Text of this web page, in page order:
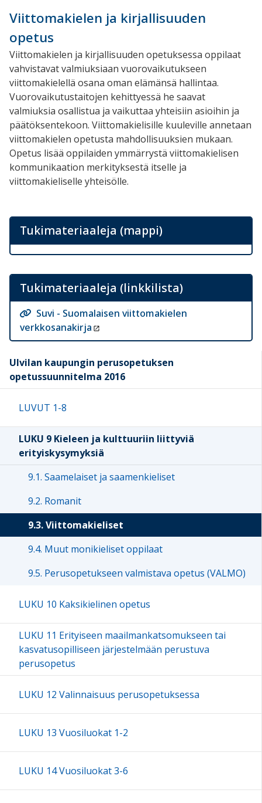
Viittomakielen ja kirjallisuuden
opetus
Viittomakielen ja kirjallisuuden opetuksessa oppilaat
vahvistavat valmiuksiaan vuorovaikutukseen
viittomakielellä osana oman elämänsä hallintaa.
Vuorovaikutustaitojen kehittyessä he saavat
valmiuksia osallistua ja vaikuttaa yhteisiin asioihin ja
päätöksentekoon. Viittomakielisille kuuleville annetaan
viittomakielen opetusta mahdollisuuksien mukaan.
Opetus lisää oppilaiden ymmärrystä viittomakielisen
kommunikaation merkityksestä itselle ja
viittomakieliselle yhteisölle.
Tukimateriaaleja (mappi)
Tukimateriaaleja (linkkilista)
Suvi - Suomalaisen viittomakielen
verkkosanakirja
Ulvilan kaupungin perusopetuksen
opetussuunnitelma 2016
LUVUT 1-8
LUKU 9 Kieleen ja kulttuuriin liittyviä
erityiskysymyksiä
9.1. Saamelaiset ja saamenkieliset
9.2. Romanit
9.3. Viittomakieliset
9.4. Muut monikieliset oppilaat
9.5. Perusopetukseen valmistava opetus (VALMO)
LUKU 10 Kaksikielinen opetus
LUKU 11 Erityiseen maailmankatsomukseen tai
kasvatusopilliseen järjestelmään perustuva
perusopetus
LUKU 12 Valinnaisuus perusopetuksessa
LUKU 13 Vuosiluokat 1-2
LUKU 14 Vuosiluokat 3-6